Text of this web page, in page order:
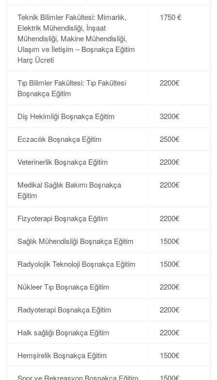
Teknik Bilimler Fakültesi: Mimarlık,
Elektrik Mühendisliği, İnşaat
Mühendisliği, Makine Mühendisliği,
Ulaşım ve İletişim – Boşnakça Eğitim
Harç Ücreti
1750 €
Tıp Bilimler Fakültesi: Tıp Fakültesi
Boşnakça Eğitim
2200€
Diş Hekimliği Boşnakça Eğitim 3200€
Eczacılık Boşnakça Eğitim 2500€
Veterinerlik Boşnakça Eğitim 2200€
Medikal Sağlık Bakımı Boşnakça
Eğitim
2200€
Fizyoterapi Boşnakça Eğitim 2200€
Sağlık Mühendisliği Boşnakça Eğitim 1500€
Radyolojik Teknoloji Boşnakça Eğitim 1500€
Nükleer Tıp Boşnakça Eğitim 2200€
Radyoterapi Boşnakça Eğitim 2200€
Halk sağlığı Boşnakça Eğitim 2200€
Hemşirelik Boşnakça Eğitim 1500€